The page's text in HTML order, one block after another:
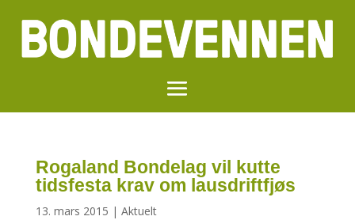
Rogaland Bondelag vil kutte
tidsfesta krav om lausdriftfjøs
13. mars 2015 | Aktuelt